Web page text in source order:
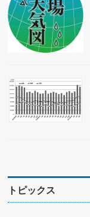
トピックス